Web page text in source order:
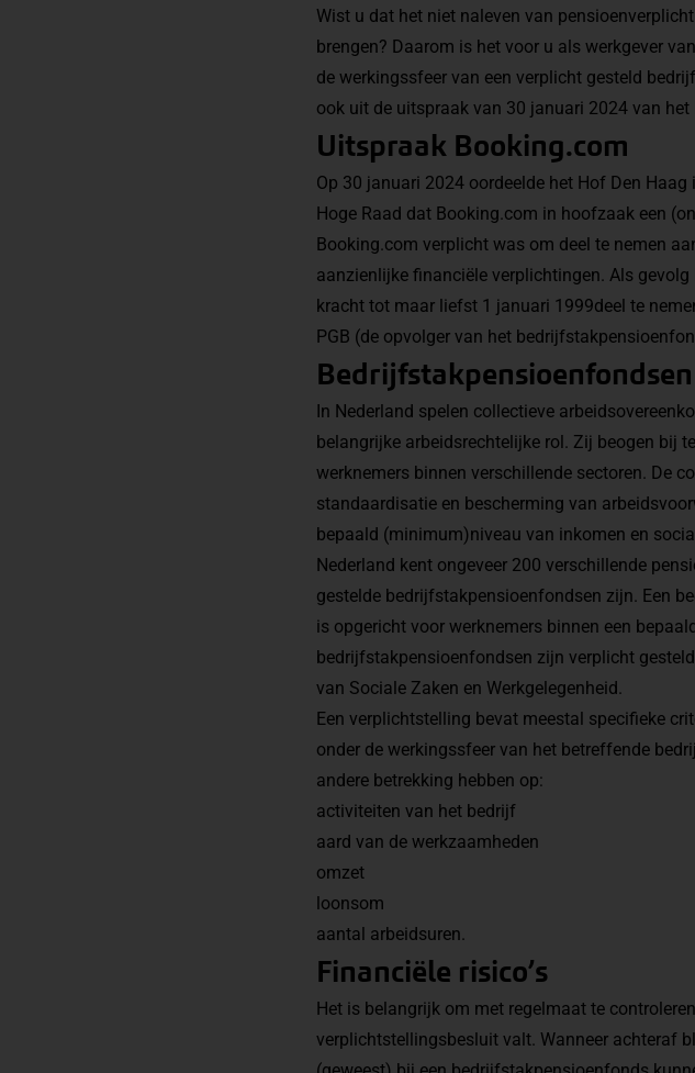
Wist u dat het niet naleven van
brengen? Daarom is het voor u als werkgever
de werkingssfeer van een verplicht gesteld
ook uit de uitspraak van 30 januari 2024 van
Uitspraak Booking.com
Op 30 januari 2024 oordeelde het Hof Den Haag
Hoge Raad dat Booking.com in hoofzaak een
Booking.com verplicht was om deel te nemen
aanzienlijke financiële verplichtingen. Als
kracht tot maar liefst 1 januari 1999deel te
PGB (de opvolger van het
Bedrijfstakpensioenfondsen
In Nederland spelen collectieve
belangrijke arbeidsrechtelijke rol. Zij beogen bij
werknemers binnen verschillende sectoren. De
standaardisatie en bescherming van
bepaald (minimum)niveau van inkomen en
Nederland kent ongeveer 200 verschillende
gestelde bedrijfstakpensioenfondsen zijn. Een
is opgericht voor werknemers binnen een
bedrijfstakpensioenfondsen zijn verplicht
van Sociale Zaken en Werkgelegenheid.
Een verplichtstelling bevat meestal specifieke
onder de werkingssfeer van het betreffende
andere betrekking hebben op:
activiteiten van het bedrijf
aard van de werkzaamheden
omzet
loonsom
aantal arbeidsuren.
Financiële risico’s
Het is belangrijk om met regelmaat te
verplichtstellingsbesluit valt. Wanneer achteraf